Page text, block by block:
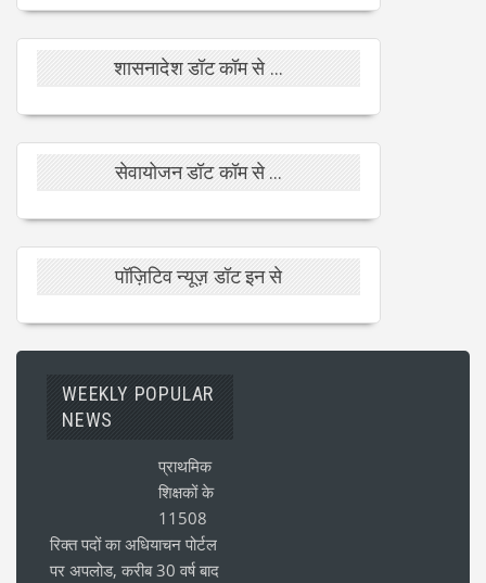
शासनादेश डॉट कॉम से ...
सेवायोजन डॉट कॉम से ...
पॉज़िटिव न्यूज़ डॉट इन से
WEEKLY POPULAR
NEWS
प्राथमिक
शिक्षकों के
11508
रिक्त पदों का अधियाचन पोर्टल
पर अपलोड, करीब 30 वर्ष बाद